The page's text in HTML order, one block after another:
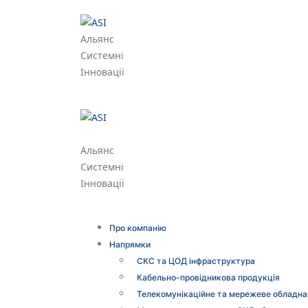
Альянс
Системні
Інновації
Альянс
Системні
Інновації
Про компанію
Напрямки
СКС та ЦОД інфраструктура
Кабельно-провідникова продукція
Телекомунікаційне та мережеве